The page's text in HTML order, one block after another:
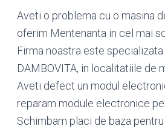
Aveti o problema cu o masina
oferim Mentenanta in cel mai
Firma noastra este
DAMBOVITA, in localitatiile de
Aveti defect un modul
reparam module electronice
Schimbam placi de baza